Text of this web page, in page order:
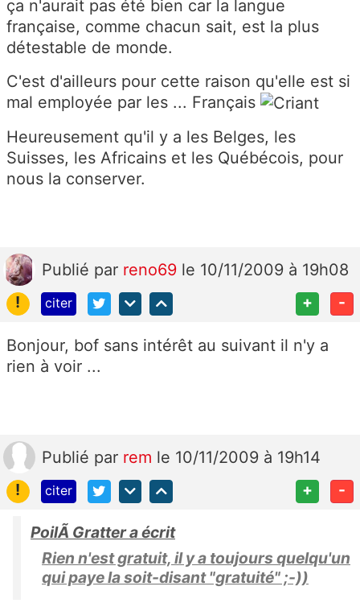
ça n'aurait pas été bien car la langue
française, comme chacun sait, est la plus
détestable de monde.
C'est d'ailleurs pour cette raison qu'elle est si
mal employée par les ... Français
Heureusement qu'il y a les Belges, les
Suisses, les Africains et les Québécois, pour
nous la conserver.
Publié par reno69 le 10/11/2009 à 19h08
!
citer + -
Bonjour, bof sans intérêt au suivant il n'y a
rien à voir ...
Publié par rem le 10/11/2009 à 19h14
!
citer + -
PoilÃ Gratter a écrit
Rien n'est gratuit, il y a toujours quelqu'un
qui paye la soit-disant "gratuité" ;-))